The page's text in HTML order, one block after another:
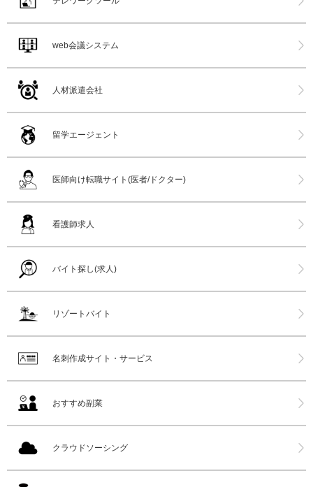
web会議システム
人材派遣会社
留学エージェント
医師向け転職サイト(医者/ドクター)
看護師求人
バイト探し(求人)
リゾートバイト
名刺作成サイト・サービス
おすすめ副業
クラウドソーシング